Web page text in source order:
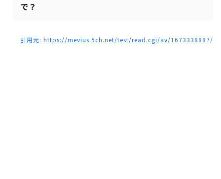
で？
引用元: https://mevius.5ch.net/test/read.cgi/av/1673338887/